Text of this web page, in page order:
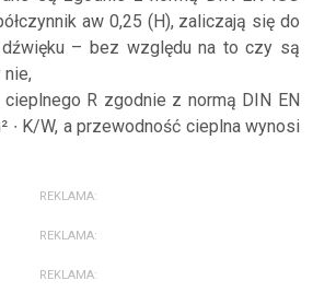
aw 0,25 (H), zaliczają się do
dźwięku – bez względu na to czy są
nie,
R zgodnie z normą DIN EN
∙ K/W, a przewodność cieplna wynosi
REKLAMA:
REKLAMA:
REKLAMA: